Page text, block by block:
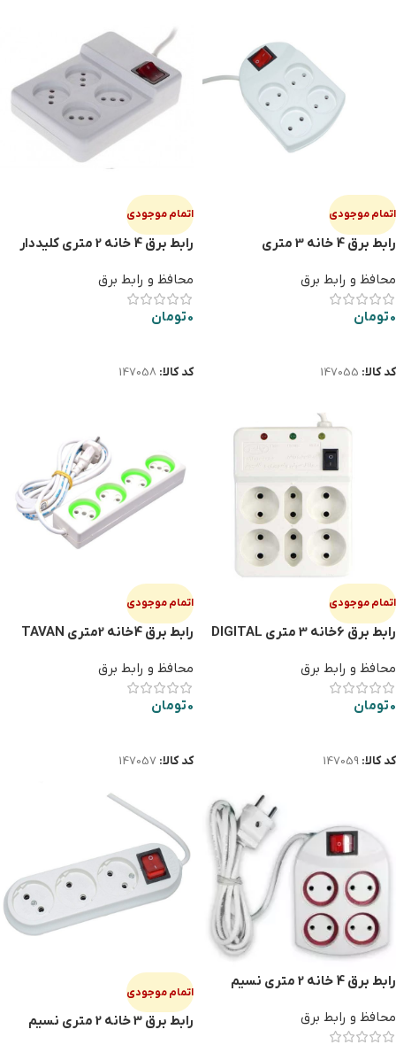
اتمام موجودی
رابط برق 4 خانه 3 متری
محافظ و رابط برق
0تومان
کد کالا: 147055
اتمام موجودی
رابط برق 4 خانه 2 متری کلیددار
محافظ و رابط برق
0تومان
کد کالا: 147058
اتمام موجودی
رابط برق 6خانه 3 متری DIGITAL
محافظ و رابط برق
0تومان
کد کالا: 147059
اتمام موجودی
رابط برق 4خانه 2متری TAVAN
محافظ و رابط برق
0تومان
کد کالا: 147057
رابط برق 4 خانه 2 متری نسیم
محافظ و رابط برق
اتمام موجودی
رابط برق 3 خانه 2 متری نسیم